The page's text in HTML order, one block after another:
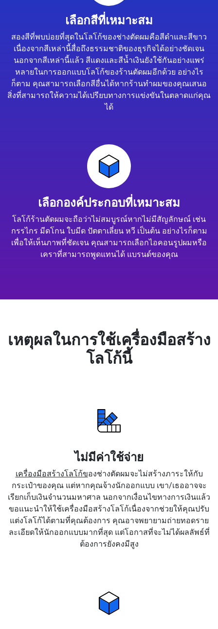
เลือกสีที่เหมาะสม
สองสีที่พบบ่อยที่สุดในโลโก้ของช่างตัดผมคือสีดำและสีขาว
เนื่องจากสีเหล่านี้สื่อถึงธรรมชาติของธุรกิจได้อย่างชัดเจน
นอกจากสีเหล่านี้แล้ว สีแดงและสีน้ำเงินยังใช้กันอย่างแพร่
หลายในการออกแบบโลโก้ของร้านตัดผมอีกด้วย อย่างไร
ก็ตาม คุณสามารถเลือกสีอื่นได้หากร้านทำผมของคุณเสนอ
สิ่งที่สามารถให้ความได้เปรียบทางการแข่งขันในตลาดแก่คุณ
ได้
เลือกองค์ประกอบที่เหมาะสม
โลโก้ร้านตัดผมจะถือว่าไม่สมบูรณ์หากไม่มีสัญลักษณ์ เช่น
กรรไกร มีดโกน ใบมีด ปัตตาเลี่ยน หวี เป็นต้น อย่างไรก็ตาม
เพื่อให้เห็นภาพที่ชัดเจน คุณสามารถเลือกไอคอนรูปผมหรือ
เคราที่สามารถพูดแทนได้ แบรนด์ของคุณ
เหตุผลในการใช้เครื่องมือสร้าง
โลโก้นี้
ไม่มีค่าใช้จ่าย
เครื่องมือสร้างโลโก้ของช่างตัดผมจะไม่สร้างภาระให้กับ
กระเป๋าของคุณ แต่หากคุณจ้างนักออกแบบ เขา/เธออาจจะ
เรียกเก็บเงินจำนวนมหาศาล นอกจากเงื่อนไขทางการเงินแล้ว
ขอแนะนำให้ใช้เครื่องมือสร้างโลโก้เนื่องจากช่วยให้คุณปรับ
แต่งโลโก้ได้ตามที่คุณต้องการ คุณอาจพยายามถ่ายทอดราย
ละเอียดให้นักออกแบบมากที่สุด แต่โอกาสที่จะไม่ได้ผลลัพธ์ที่
ต้องการยังคงมีสูง